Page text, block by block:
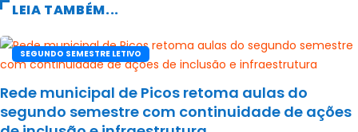
LEIA TAMBÉM...
SEGUNDO SEMESTRE LETIVO
Rede municipal de Picos retoma aulas do
segundo semestre com continuidade de ações